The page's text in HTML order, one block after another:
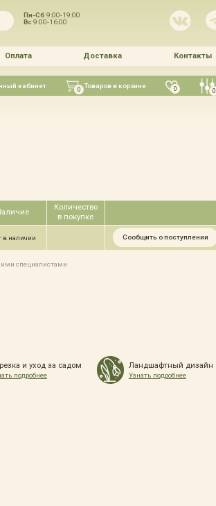
Пн-Сб9:00-19:00
Вс9:00-16:00
Оплата Доставка Контакты
кабинет 0 Товаров в корзине 0 0
Количество
в покупке
в наличии Сообщить о поступлении
специалистами
и уход за садом
подробнее
Ландшафтный дизайн
Узнать подробнее